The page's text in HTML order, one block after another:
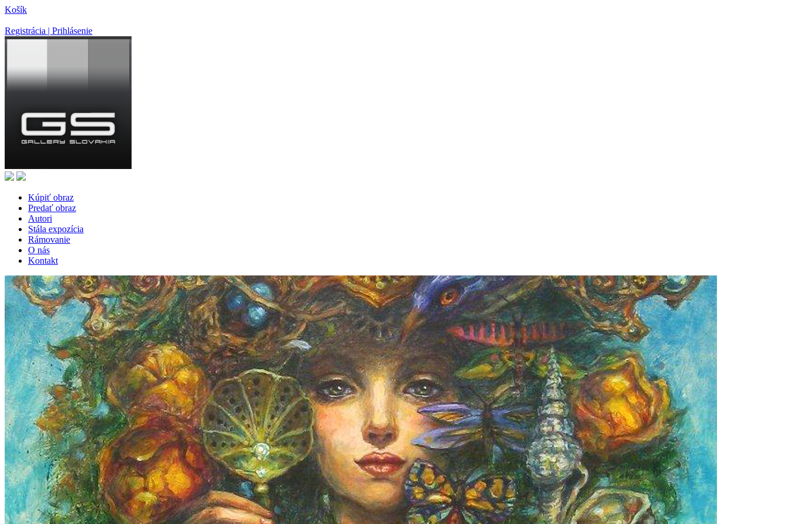
Košík
Registrácia | Prihlásenie
Kúpiť obraz
Predať obraz
Autori
Stála expozícia
Rámovanie
O nás
Kontakt